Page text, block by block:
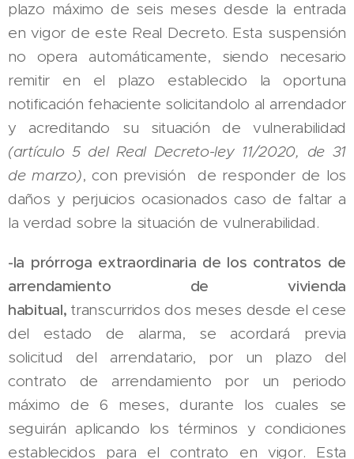
plazo máximo de seis meses desde la entrada
en vigor de este Real Decreto. Esta suspensión
no opera automáticamente, siendo necesario
remitir en el plazo establecido la oportuna
notificación fehaciente solicitandolo al arrendador
y acreditando su situación de vulnerabilidad
(artículo 5 del Real Decreto-ley 11/2020, de 31
de marzo), con previsión de responder de los
daños y perjuicios ocasionados caso de faltar a
la verdad sobre la situación de vulnerabilidad.
-la prórroga extraordinaria de los contratos de
arrendamiento de vivienda
habitual, transcurridos dos meses desde el cese
del estado de alarma, se acordará previa
solicitud del arrendatario, por un plazo del
contrato de arrendamiento por un periodo
máximo de 6 meses, durante los cuales se
seguirán aplicando los términos y condiciones
establecidos para el contrato en vigor. Esta